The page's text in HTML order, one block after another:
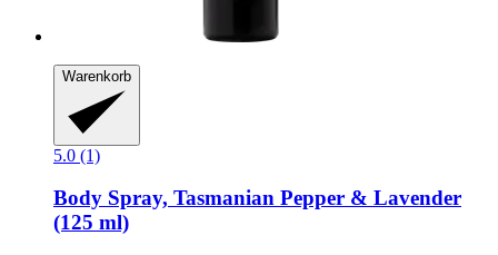
Warenkorb
5.0 (1)
Body Spray, Tasmanian Pepper & Lavender
(125 ml)